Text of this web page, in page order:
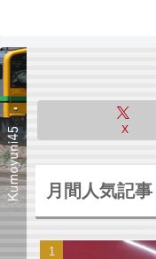
X
月間人気記事